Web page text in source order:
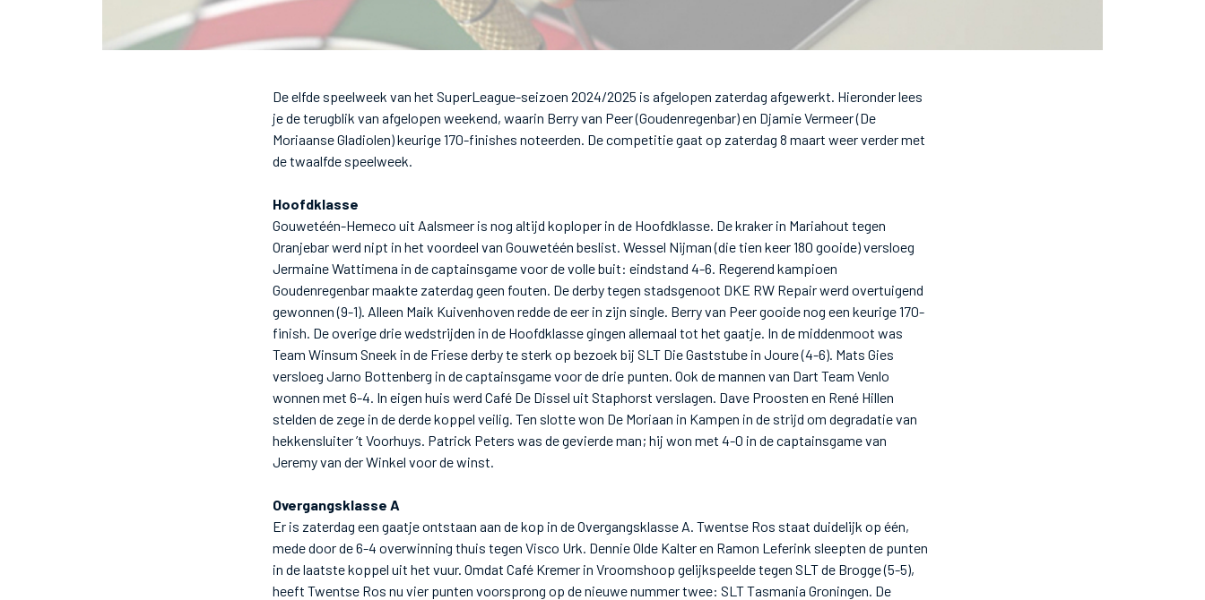
De elfde speelweek van het SuperLeague-seizoen 2024/2025 is afgelopen zaterdag afgewerkt. Hieronder lees
je de terugblik van afgelopen weekend, waarin Berry van Peer (Goudenregenbar) en Djamie Vermeer (De
Moriaanse Gladiolen) keurige 170-finishes noteerden. De competitie gaat op zaterdag 8 maart weer verder met
de twaalfde speelweek.
Hoofdklasse
Gouwetéén-Hemeco uit Aalsmeer is nog altijd koploper in de Hoofdklasse. De kraker in Mariahout tegen
Oranjebar werd nipt in het voordeel van Gouwetéén beslist. Wessel Nijman (die tien keer 180 gooide) versloeg
Jermaine Wattimena in de captainsgame voor de volle buit: eindstand 4-6. Regerend kampioen
Goudenregenbar maakte zaterdag geen fouten. De derby tegen stadsgenoot DKE RW Repair werd overtuigend
gewonnen (9-1). Alleen Maik Kuivenhoven redde de eer in zijn single. Berry van Peer gooide nog een keurige 170-
finish. De overige drie wedstrijden in de Hoofdklasse gingen allemaal tot het gaatje. In de middenmoot was
Team Winsum Sneek in de Friese derby te sterk op bezoek bij SLT Die Gaststube in Joure (4-6). Mats Gies
versloeg Jarno Bottenberg in de captainsgame voor de drie punten. Ook de mannen van Dart Team Venlo
wonnen met 6-4. In eigen huis werd Café De Dissel uit Staphorst verslagen. Dave Proosten en René Hillen
stelden de zege in de derde koppel veilig. Ten slotte won De Moriaan in Kampen in de strijd om degradatie van
hekkensluiter ’t Voorhuys. Patrick Peters was de gevierde man; hij won met 4-0 in de captainsgame van
Jeremy van der Winkel voor de winst.
Overgangsklasse A
Er is zaterdag een gaatje ontstaan aan de kop in de Overgangsklasse A. Twentse Ros staat duidelijk op één,
mede door de 6-4 overwinning thuis tegen Visco Urk. Dennie Olde Kalter en Ramon Leferink sleepten de punten
in de laatste koppel uit het vuur. Omdat Café Kremer in Vroomshoop gelijkspeelde tegen SLT de Brogge (5-5),
heeft Twentse Ros nu vier punten voorsprong op de nieuwe nummer twee: SLT Tasmania Groningen. De